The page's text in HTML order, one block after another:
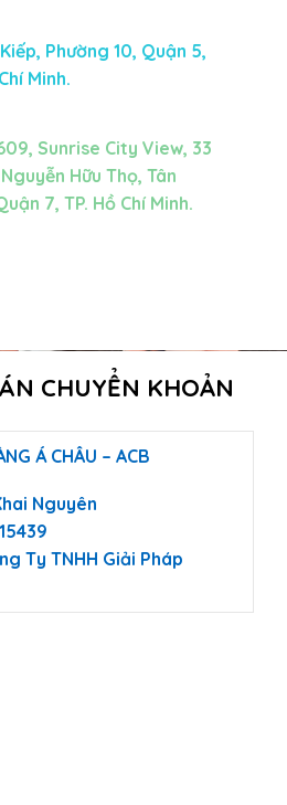
Phường 10, Quận 5,
Minh.
Sunrise City View, 33
Hữu Thọ, Tân
7, TP. Hồ Chí Minh.
CHUYỂN KHOẢN
Á CHÂU – ACB
Nguyên
Ty TNHH Giải Pháp